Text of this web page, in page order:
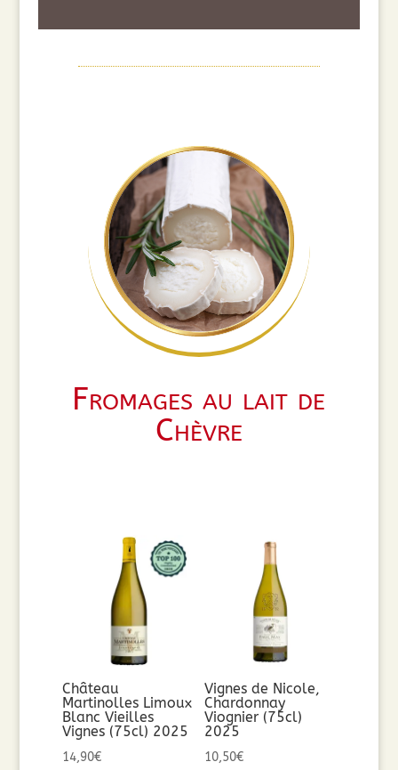
Fromages au lait de
Chèvre
Château
Martinolles Limoux
Blanc Vieilles
Vignes (75cl) 2025
14,90€
Vignes de Nicole,
Chardonnay
Viognier (75cl)
2025
10,50€